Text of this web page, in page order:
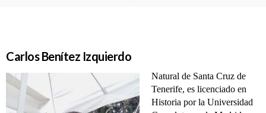
Carlos Benítez Izquierdo
Natural de Santa Cruz de
Tenerife, es licenciado en
Historia por la Universidad